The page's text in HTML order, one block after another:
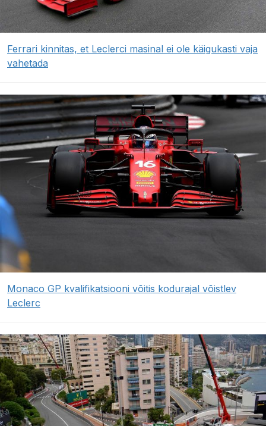
Ferrari kinnitas, et Leclerci masinal ei ole käigukasti vaja
vahetada
Monaco GP kvalifikatsiooni võitis kodurajal võistlev
Leclerc